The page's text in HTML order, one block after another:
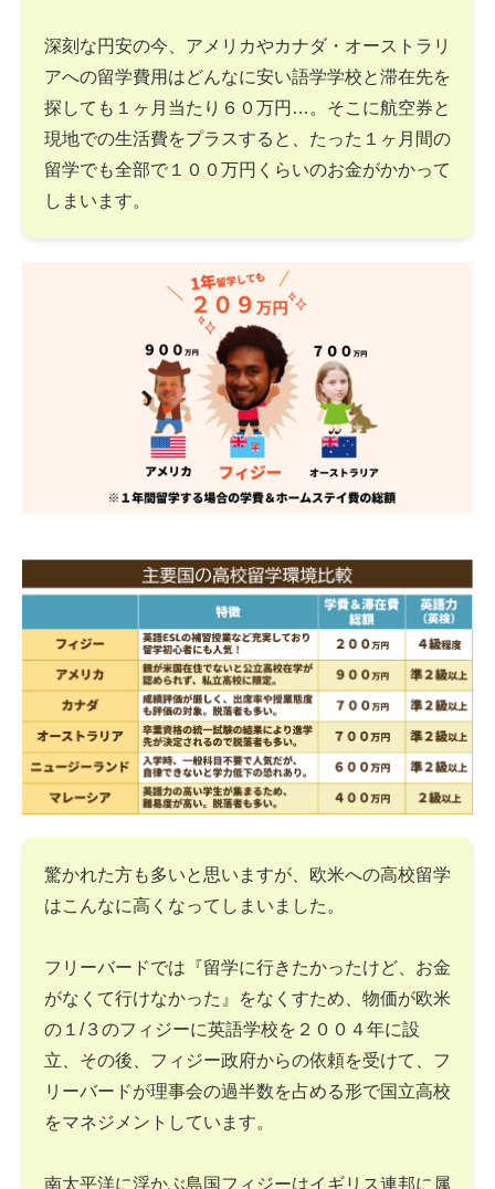
深刻な円安の今、アメリカやカナダ・オーストラリ
アへの留学費用はどんなに安い語学学校と滞在先を
探しても１ヶ月当たり６０万円…。そこに航空券と
現地での生活費をプラスすると、たった１ヶ月間の
留学でも全部で１００万円くらいのお金がかかって
しまいます。
驚かれた方も多いと思いますが、欧米への高校留学
はこんなに高くなってしまいました。
フリーバードでは『留学に行きたかったけど、お金
がなくて行けなかった』をなくすため、物価が欧米
の１/３のフィジーに英語学校を２００４年に設
立、その後、フィジー政府からの依頼を受けて、フ
リーバードが理事会の過半数を占める形で国立高校
をマネジメントしています。
南太平洋に浮かぶ島国フィジーはイギリス連邦に属